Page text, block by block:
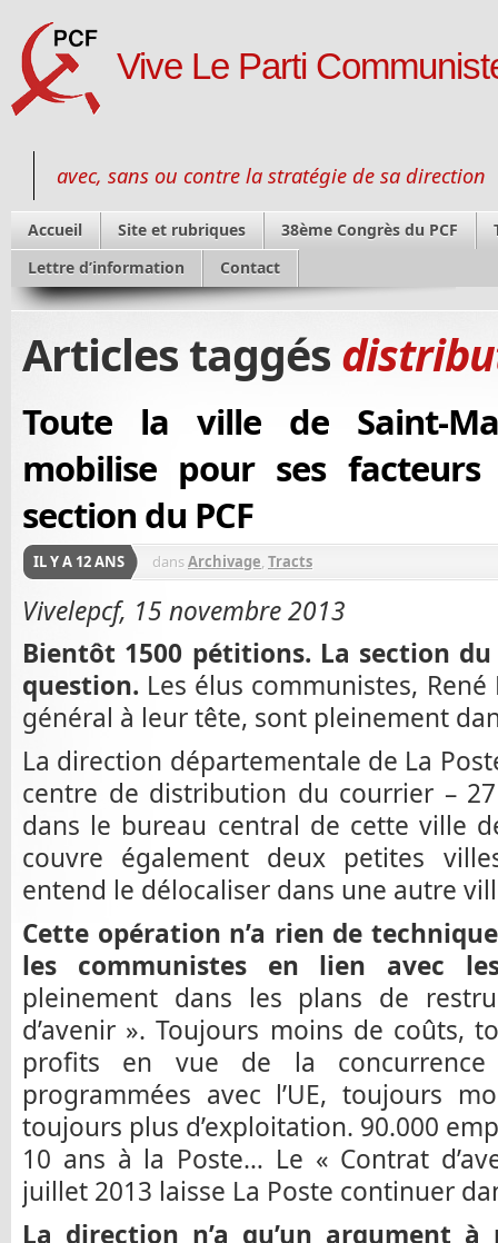
Vive Le Parti
avec, sans ou contre la stratégie de sa direction
Accueil Site et rubriques 38ème Congrès du PCF
Lettre d’information
Contact
Articles taggés
Toute la ville de Saint-
mobilise pour ses
section du PCF
IL Y A 12 ANS dansArchivage, Tracts
Vivelepcf, 15 novembre 2013
Bientôt 1500 pétitions. La section du
question. Les élus communistes,
général à leur tête, sont pleinement
La direction départementale de La
centre de distribution du courrier –
dans le bureau central de cette ville
couvre également deux petites
entend le délocaliser dans une autre
Cette opération n’a rien de
les communistes en lien avec
pleinement dans les plans de
d’avenir ». Toujours moins de coûts,
profits en vue de la
programmées avec l’UE, toujours
toujours plus d’exploitation. 90.000
10 ans à la Poste… Le « Contrat
juillet 2013 laisse La Poste continuer
La direction n’a qu’un argument